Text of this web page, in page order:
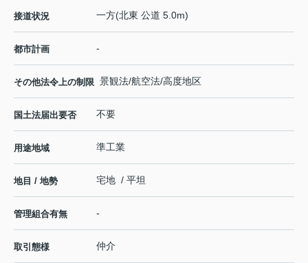
接道状況 一方(北東 公道 5.0m)
都市計画 -
その他法令上の制限 景観法/航空法/高度地区
国土法届出要否 不要
用途地域 準工業
地目 / 地勢 宅地 / 平坦
管理組合有無 -
取引態様 仲介